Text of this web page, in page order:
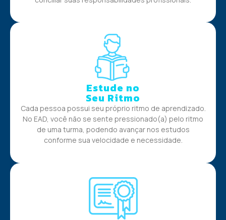
Estude no
Seu Ritmo
Cada pessoa possui seu próprio ritmo de aprendizado.
No EAD, você não se sente pressionado(a) pelo ritmo
de uma turma, podendo avançar nos estudos
conforme sua velocidade e necessidade.